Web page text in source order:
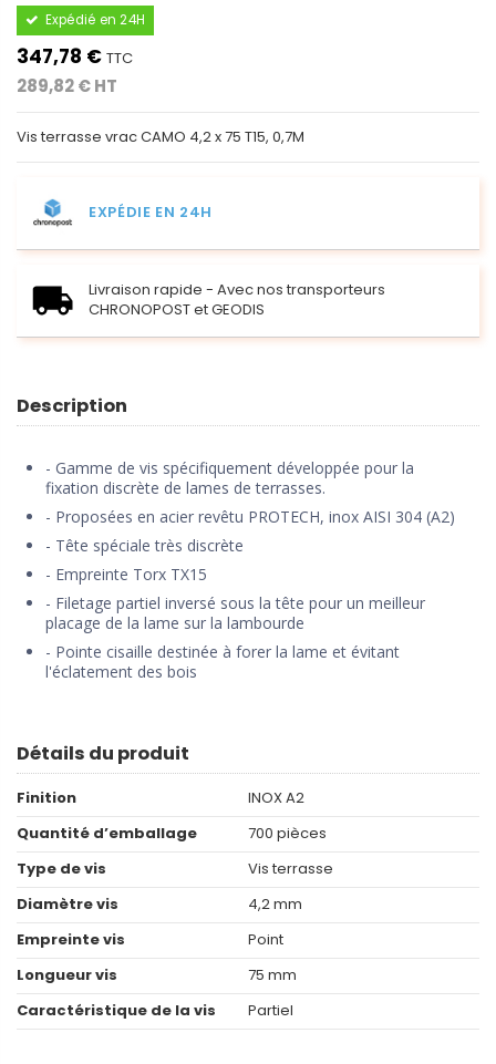
Expédié en 24H
347,78 € TTC
289,82 € HT
Vis terrasse vrac CAMO 4,2 x 75 T15, 0,7M
EXPÉDIE EN 24H
Livraison rapide - Avec nos transporteurs
CHRONOPOST et GEODIS
Description
- Gamme de vis spécifiquement développée pour la
fixation discrète de lames de terrasses.
- Proposées en acier revêtu PROTECH, inox AISI 304 (A2)
- Tête spéciale très discrète
- Empreinte Torx TX15
- Filetage partiel inversé sous la tête pour un meilleur
placage de la lame sur la lambourde
- Pointe cisaille destinée à forer la lame et évitant
l'éclatement des bois
Détails du produit
Finition
INOX A2
Quantité d’emballage
700 pièces
Type de vis
Vis terrasse
Diamètre vis
4,2 mm
Empreinte vis
Point
Longueur vis
75 mm
Caractéristique de la vis
Partiel